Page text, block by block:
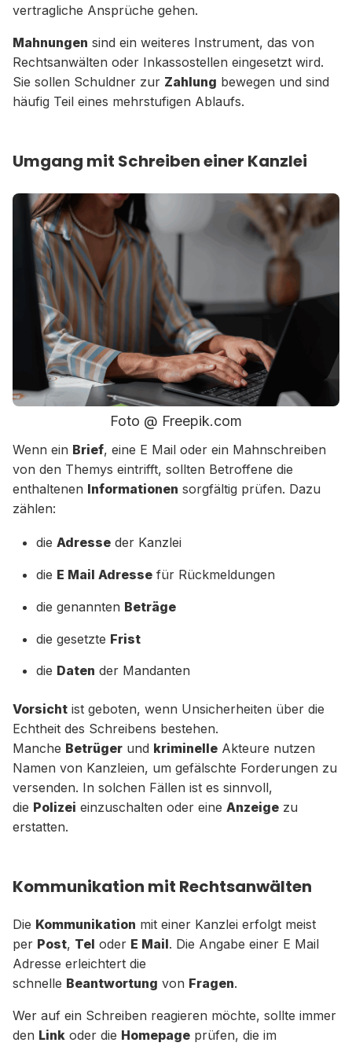
vertragliche Ansprüche gehen.
Mahnungen sind ein weiteres Instrument, das von
Rechtsanwälten oder Inkassostellen eingesetzt wird.
Sie sollen Schuldner zur Zahlung bewegen und sind
häufig Teil eines mehrstufigen Ablaufs.
Umgang mit Schreiben einer Kanzlei
Foto @ Freepik.com
Wenn ein Brief, eine E Mail oder ein Mahnschreiben
von den Themys eintrifft, sollten Betroffene die
enthaltenen Informationen sorgfältig prüfen. Dazu
zählen:
die Adresse der Kanzlei
die E Mail Adresse für Rückmeldungen
die genannten Beträge
die gesetzte Frist
die Daten der Mandanten
Vorsicht ist geboten, wenn Unsicherheiten über die
Echtheit des Schreibens bestehen.
Manche Betrüger und kriminelle Akteure nutzen
Namen von Kanzleien, um gefälschte Forderungen zu
versenden. In solchen Fällen ist es sinnvoll,
die Polizei einzuschalten oder eine Anzeige zu
erstatten.
Kommunikation mit Rechtsanwälten
Die Kommunikation mit einer Kanzlei erfolgt meist
per Post, Tel oder E Mail. Die Angabe einer E Mail
Adresse erleichtert die
schnelle Beantwortung von Fragen.
Wer auf ein Schreiben reagieren möchte, sollte immer
den Link oder die Homepage prüfen, die im